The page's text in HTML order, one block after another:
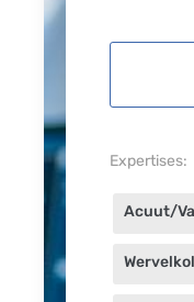
Expertises:
Acuut/